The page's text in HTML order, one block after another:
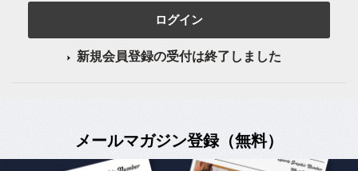
ログイン
新規会員登録の受付は終了しました
メールマガジン登録（無料）